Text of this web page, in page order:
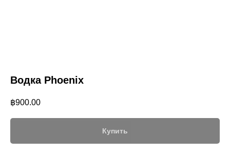
Водка Phoenix
฿900.00
Купить